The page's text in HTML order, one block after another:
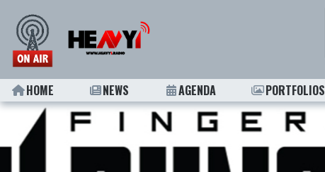
HOME NEWS AGENDA PORTFOLIOS